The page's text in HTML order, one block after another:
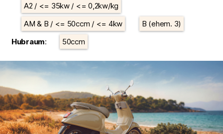
A2 / <= 35kw / <= 0,2kw/kg
AM & B / <= 50ccm / <= 4kw
B (ehem. 3)
Hubraum: 50ccm